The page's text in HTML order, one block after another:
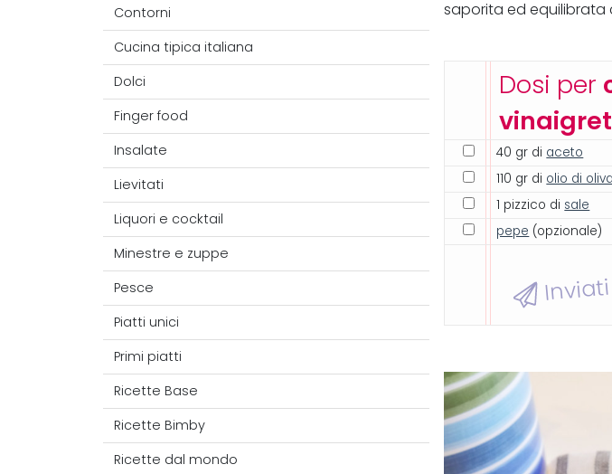
Contorni
Cucina tipica italiana
Dolci
Finger food
Insalate
Lievitati
Liquori e cocktail
Minestre e zuppe
Pesce
Piatti unici
Primi piatti
Ricette Base
Ricette Bimby
Ricette dal mondo
saporita ed equilibrata
Dosi per
40 gr di aceto
110 gr di olio di oliva
1 pizzico di sale
pepe (opzionale)